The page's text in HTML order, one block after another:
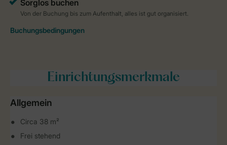
Einrichtungsmerkmale
Allgemein
Circa 38 m²
Frei stehend